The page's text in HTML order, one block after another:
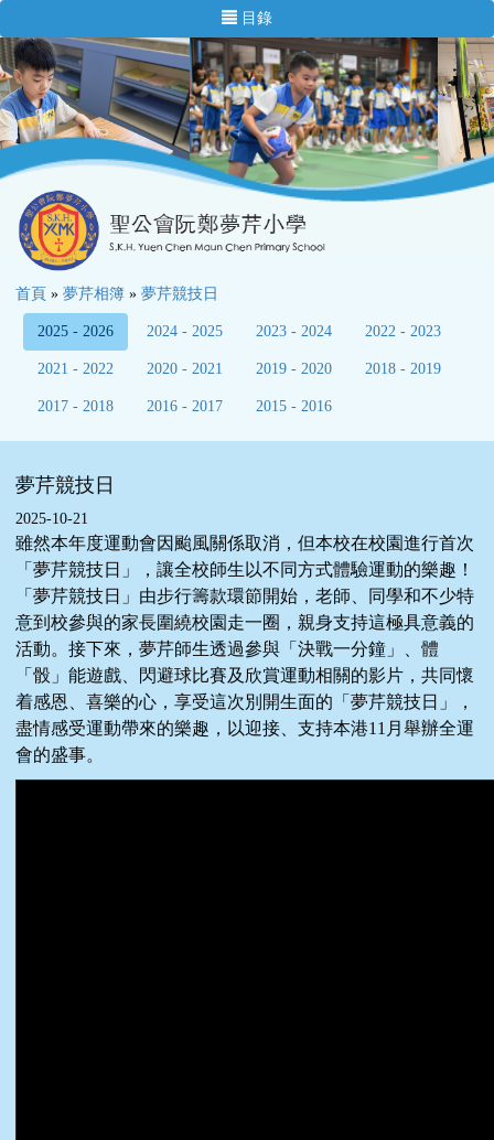
目錄
首頁 » 夢芹相簿 » 夢芹競技日
2025 - 2026 2024 - 2025 2023 - 2024 2022 - 2023
2021 - 2022 2020 - 2021 2019 - 2020 2018 - 2019
2017 - 2018 2016 - 2017 2015 - 2016
夢芹競技日
2025-10-21
雖然本年度運動會因颱風關係取消，但本校在校園進行首次
「夢芹競技日」，讓全校師生以不同方式體驗運動的樂趣！
「夢芹競技日」由步行籌款環節開始，老師、同學和不少特
意到校參與的家長圍繞校園走一圈，親身支持這極具意義的
活動。接下來，夢芹師生透過參與「決戰一分鐘」、體
「骰」能遊戲、閃避球比賽及欣賞運動相關的影片，共同懷
着感恩、喜樂的心，享受這次別開生面的「夢芹競技日」，
盡情感受運動帶來的樂趣，以迎接、支持本港11月舉辦全運
會的盛事。